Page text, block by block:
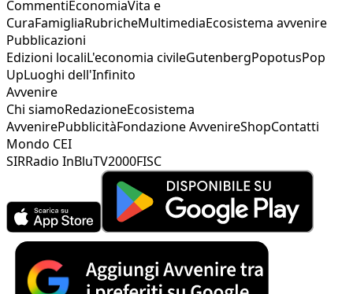
CommentiEconomiaVita e
CuraFamigliaRubricheMultimediaEcosistema avvenire
Pubblicazioni
Edizioni localiL'economia civileGutenbergPopotusPop
UpLuoghi dell'Infinito
Avvenire
Chi siamoRedazioneEcosistema
AvvenirePubblicitàFondazione AvvenireShopContatti
Mondo CEI
SIRRadio InBluTV2000FISC